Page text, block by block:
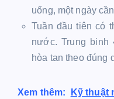
uống, một ngày
Tuần đầu tiên có
nước. Trung
hòa tan theo đúng
Xem thêm:
Kỹ thuật